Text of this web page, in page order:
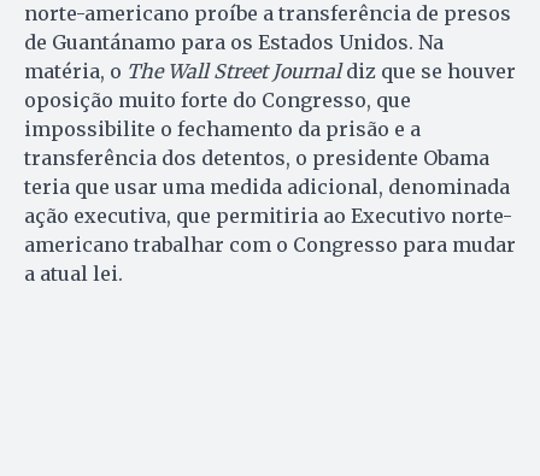
norte-americano proíbe a transferência de presos
de Guantánamo para os Estados Unidos. Na
matéria, o The Wall Street Journaldiz que se houver
oposição muito forte do Congresso, que
impossibilite o fechamento da prisão e a
transferência dos detentos, o presidente Obama
teria que usar uma medida adicional, denominada
ação executiva, que permitiria ao Executivo norte-
americano trabalhar com o Congresso para mudar
a atual lei.